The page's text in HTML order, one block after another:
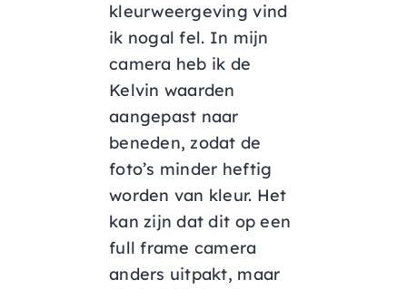
kleurweergeving vind
ik nogal fel. In mijn
camera heb ik de
Kelvin waarden
aangepast naar
beneden, zodat de
foto’s minder heftig
worden van kleur. Het
kan zijn dat dit op een
full frame camera
anders uitpakt, maar